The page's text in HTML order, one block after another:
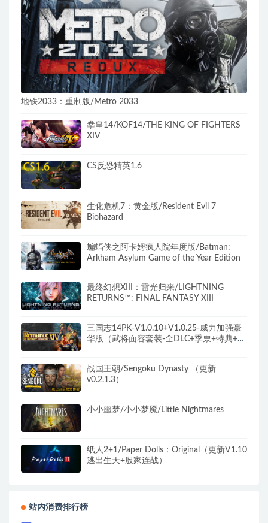
地铁2033：重制版/Metro 2033
拳皇14/KOF14/THE KING OF FIGHTERS
XIV
CS反恐精英1.6
生化危机7：黄金版/Resident Evil 7
Biohazard
蝙蝠侠之阿卡姆疯人院年度版/Batman:
Arkham Asylum Game of the Year Edition
最终幻想XIII：雷光归来/LIGHTNING
RETURNS™: FINAL FANTASY XIII
三国志14PK-V1.0.10+V1.0.25-威力加强豪
华版（武将面容套装-全DLC+季票+特典+中
战国王朝/Sengoku Dynasty （更新
v0.2.1.3）
小小噩梦/小小梦魇/Little Nightmares
纸人2+1/Paper Dolls：Original（更新V1.10
逃出生天+殷家连战）
站内消费排行榜